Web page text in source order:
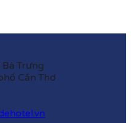
Trưng
Cần Thơ